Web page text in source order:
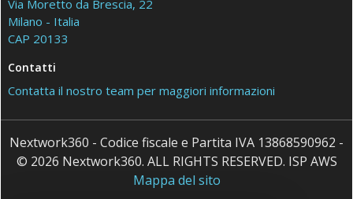
Via Moretto da Brescia, 22
Milano - Italia
CAP 20133
Contatti
Contatta il nostro team per maggiori informazioni
Nextwork360 - Codice fiscale e Partita IVA 13868590962 -
© 2026 Nextwork360. ALL RIGHTS RESERVED. ISP AWS
Mappa del sito